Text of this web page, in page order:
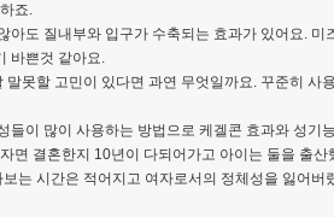
죠.
도 질내부와 입구가 수축되는 효과가 있어요.
바쁜것 같아요.
못할 고민이 있다면 과연 무엇일까요. 꾸준히 사
이 많이 사용하는 방법으로 케겔콘 효과와 성기
면 결혼한지 10년이 다되어가고 아이는 둘을 출산
는 시간은 적어지고 여자로서의 정체성을 잃어